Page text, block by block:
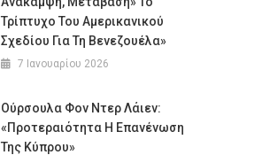
Τρίπτυχο Του Αμερικανικού
Σχεδίου Για Τη Βενεζουέλα»
7 Ιανουαρίου 2026
Ούρσουλα Φον Ντερ Λάιεν:
«Προτεραιότητα Η Επανένωση
Της Κύπρου»